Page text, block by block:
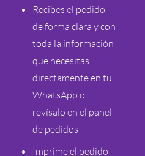
Recibes el pedido
de forma clara y con
toda la información
que necesitas
directamente en tu
WhatsApp o
revísalo en el panel
de pedidos
Imprime el pedido